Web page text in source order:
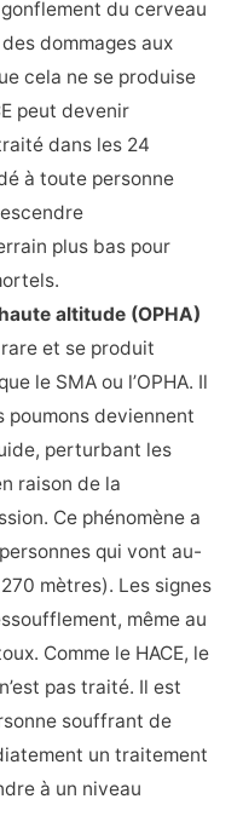
du cerveau
dommages aux
cela ne se produise
peut devenir
dans les 24
à toute personne
plus bas pour
altitude (OPHA)
rare et se produit
le SMA ou l’OPHA. Il
poumons deviennent
perturbant les
raison de la
Ce phénomène a
qui vont au-
mètres). Les signes
même au
Comme le HACE, le
pas traité. Il est
souffrant de
un traitement
à un niveau